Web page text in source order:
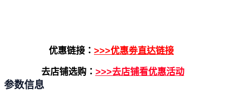
优惠链接： >>>优惠劵直达链接
去店铺选购： >>>去店铺看优惠活动
参数信息